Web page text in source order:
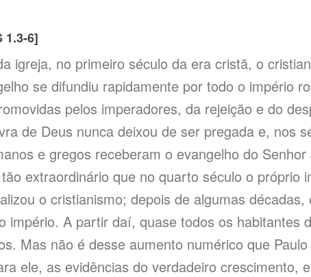
1.3-6]
igreja, no primeiro século da era cristã, o
se difundiu rapidamente por todo o império
pelos imperadores, da rejeição e do
de Deus nunca deixou de ser pregada e, nos
e gregos receberam o evangelho do
extraordinário que no quarto século o próprio
o cristianismo; depois de algumas
império. A partir daí, quase todos os habitantes
Mas não é desse aumento numérico que
ele, as evidências do verdadeiro crescimento,